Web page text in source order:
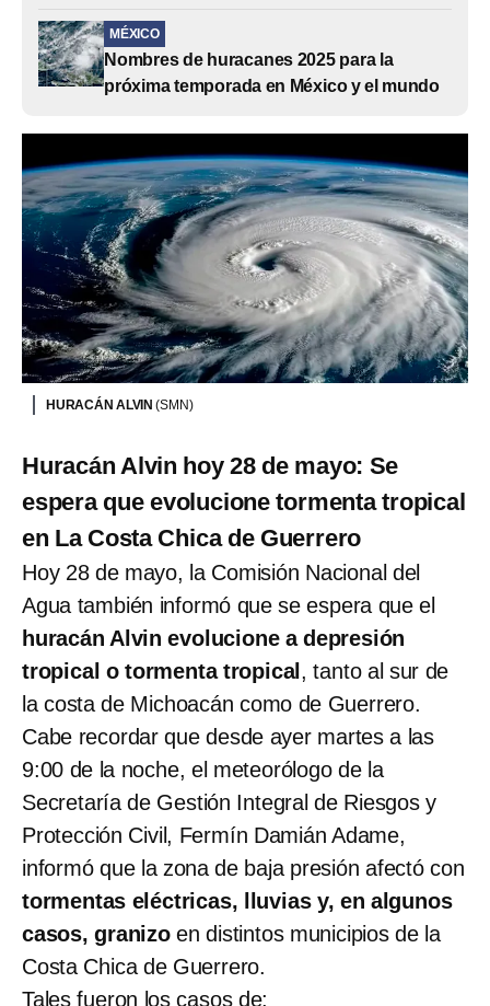
MÉXICO
Nombres de huracanes 2025 para la
próxima temporada en México y el mundo
HURACÁN ALVIN(SMN)
Huracán Alvin hoy 28 de mayo: Se
espera que evolucione tormenta tropical
en La Costa Chica de Guerrero
Hoy 28 de mayo, la Comisión Nacional del
Agua también informó que se espera que el
huracán Alvin evolucione a depresión
tropical o tormenta tropical , tanto al sur de
la costa de Michoacán como de Guerrero.
Cabe recordar que desde ayer martes a las
9:00 de la noche, el meteorólogo de la
Secretaría de Gestión Integral de Riesgos y
Protección Civil, Fermín Damián Adame,
informó que la zona de baja presión afectó con
tormentas eléctricas, lluvias y, en algunos
casos, granizoen distintos municipios de la
Costa Chica de Guerrero.
Tales fueron los casos de: